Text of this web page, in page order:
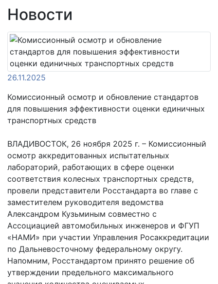
Новости
26.11.2025
Комиссионный осмотр и обновление стандартов
для повышения эффективности оценки единичных
транспортных средств
ВЛАДИВОСТОК, 26 ноября 2025 г. – Комиссионный
осмотр аккредитованных испытательных
лабораторий, работающих в сфере оценки
соответствия колесных транспортных средств,
провели представители Росстандарта во главе с
заместителем руководителя ведомства
Александром Кузьминым совместно с
Ассоциацией автомобильных инженеров и ФГУП
«НАМИ» при участии Управления Росаккредитации
по Дальневосточному федеральному округу.
Напомним, Росстандартом принято решение об
утверждении предельного максимального